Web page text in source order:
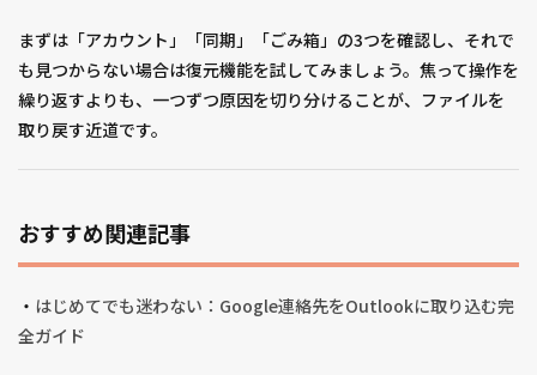
まずは「アカウント」「同期」「ごみ箱」の3つを確認し、それで
も見つからない場合は復元機能を試してみましょう。焦って操作を
繰り返すよりも、一つずつ原因を切り分けることが、ファイルを
取り戻す近道です。
おすすめ関連記事
・ はじめてでも迷わない：Google連絡先をOutlookに取り込む完
全ガイド